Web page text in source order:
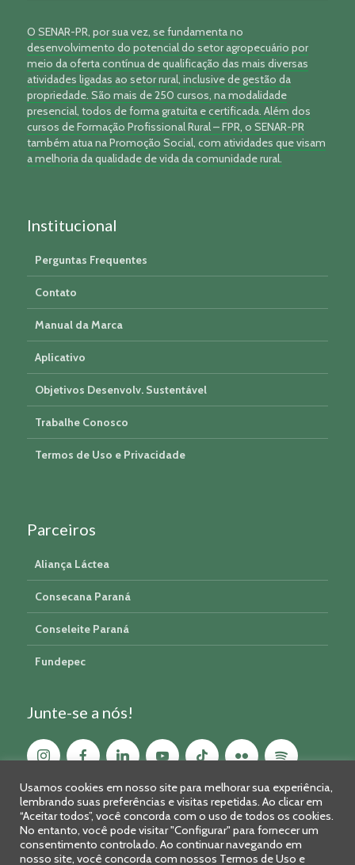
O SENAR-PR, por sua vez, se fundamenta no
desenvolvimento do potencial do setor agropecuário por
meio da oferta contínua de qualificação das mais diversas
atividades ligadas ao setor rural, inclusive de gestão da
propriedade. São mais de 250 cursos, na modalidade
presencial, todos de forma gratuita e certificada. Além dos
cursos de Formação Profissional Rural – FPR, o SENAR-PR
também atua na Promoção Social, com atividades que visam
a melhoria da qualidade de vida da comunidade rural.
Institucional
Perguntas Frequentes
Contato
Manual da Marca
Aplicativo
Objetivos Desenvolv. Sustentável
Trabalhe Conosco
Termos de Uso e Privacidade
Parceiros
Aliança Láctea
Consecana Paraná
Conseleite Paraná
Fundepec
Junte-se a nós!
Usamos cookies em nosso site para melhorar sua experiência,
lembrando suas preferências e visitas repetidas. Ao clicar em
“Aceitar todos”, você concorda com o uso de todos os cookies.
No entanto, você pode visitar "Configurar" para fornecer um
consentimento controlado. Ao continuar navegando em
nosso site, você concorda com nossos Termos de Uso e